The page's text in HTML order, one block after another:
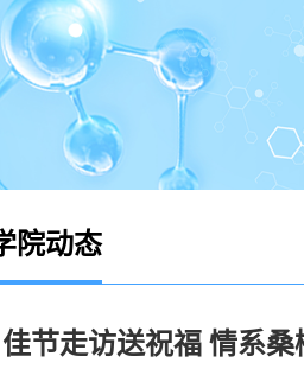
院动态
佳节走访送祝福 情系